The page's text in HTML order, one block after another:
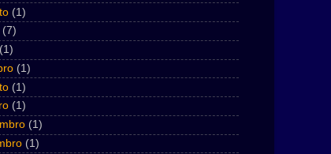
(1)
(7)
(1)
(1)
(1)
(1)
(1)
(1)